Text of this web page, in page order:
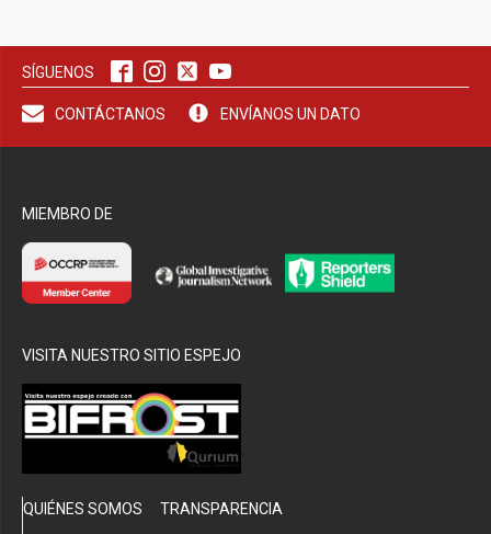
SÍGUENOS
CONTÁCTANOS ENVÍANOS UN DATO
MIEMBRO DE
VISITA NUESTRO SITIO ESPEJO
QUIÉNES SOMOS TRANSPARENCIA